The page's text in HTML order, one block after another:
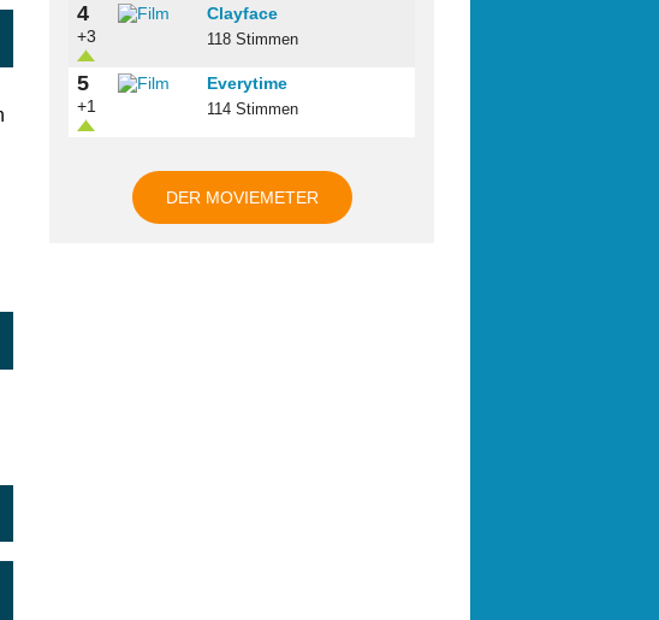
4
+3
Clayface
118 Stimmen
5
+1
Everytime
114 Stimmen
DER MOVIEMETER